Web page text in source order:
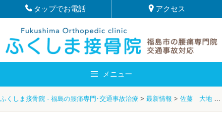
to
content
タップでお電話 アクセス
メニュー
ふくしま接骨院 - 福島の腰痛専門･交通事故治療 > 最新情報 > 佐藤 大地